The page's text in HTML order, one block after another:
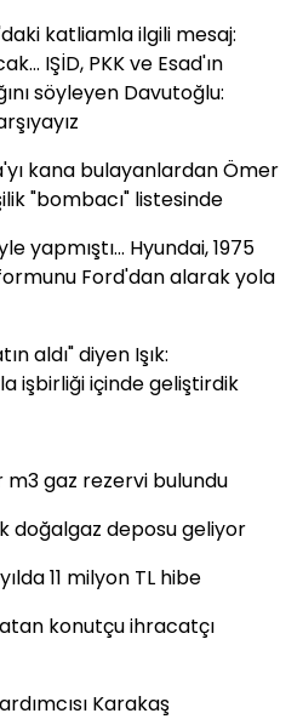
katliamla ilgili mesaj:
IŞİD, PKK ve Esad'ın
söyleyen Davutoğlu:
kana bulayanlardan Ömer
"bombacı" listesinde
yapmıştı... Hyundai, 1975
Ford'dan alarak yola
aldı" diyen Işık:
işbirliği içinde geliştirdik
gaz rezervi bulundu
doğalgaz deposu geliyor
11 milyon TL hibe
konutçu ihracatçı
Karakaş